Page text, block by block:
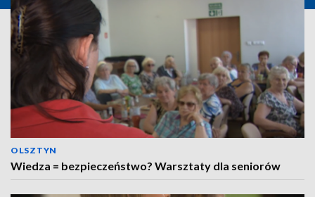
OLSZTYN
Wiedza = bezpieczeństwo? Warsztaty dla seniorów